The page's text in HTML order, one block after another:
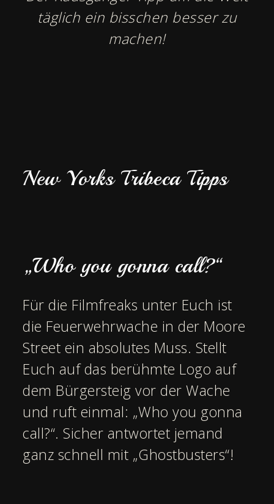
täglich ein bisschen besser zu
machen!
New Yorks Tribeca Tipps
„Who you gonna call?“
Für die Filmfreaks unter Euch ist
die Feuerwehrwache in der Moore
Street ein absolutes Muss. Stellt
Euch auf das berühmte Logo auf
dem Bürgersteig vor der Wache
und ruft einmal: „Who you gonna
call?“. Sicher antwortet jemand
ganz schnell mit „Ghostbusters“!